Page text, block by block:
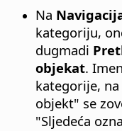
Na
kategoriju,
dugmadi
objekat.
kategorije,
objekt" se
"Sljedeća